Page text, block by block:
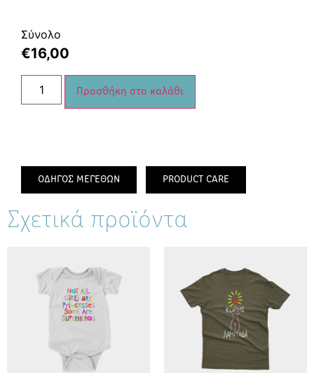
Σύνολο
€16,00
Προσθήκη στο καλάθι
ΟΔΗΓΟΣ ΜΕΓΕΘΩΝ PRODUCT CARE
Σχετικά προϊόντα